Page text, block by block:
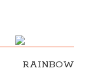
RAINBOW